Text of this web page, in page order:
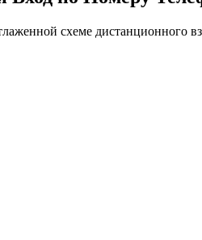
схеме дистанционного